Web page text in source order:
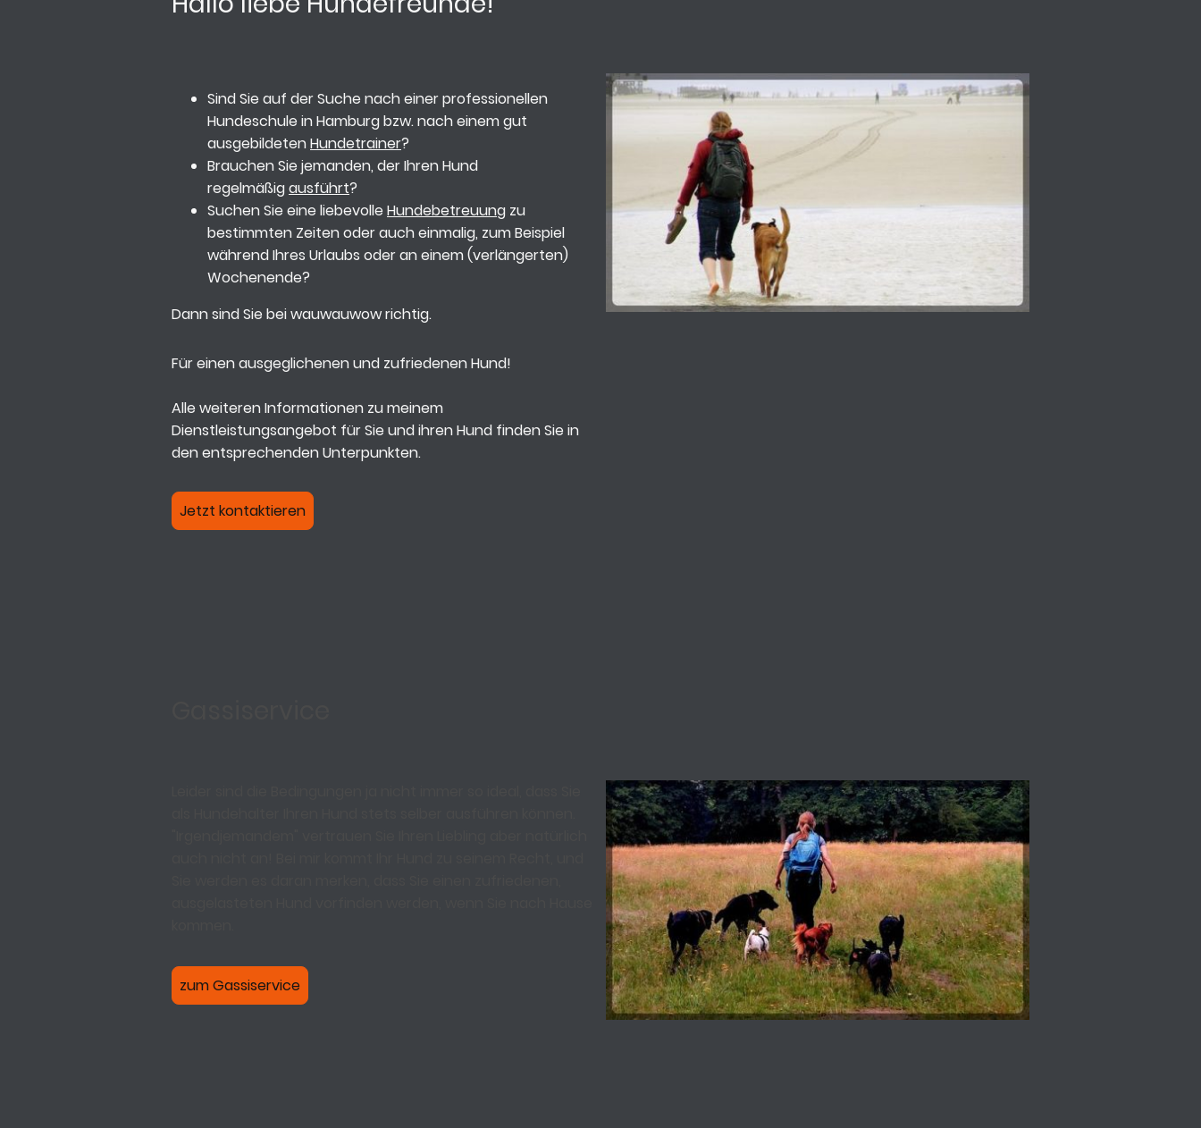
Sind Sie auf der Suche nach einer professionellen
Hundeschule in Hamburg bzw. nach einem gut
ausgebildetenHundetrainer?
Brauchen Sie jemanden, der Ihren Hund
regelmäßigausführt?
Suchen Sie eine liebevolle Hundebetreuung zu
bestimmten Zeiten oder auch einmalig, zum Beispiel
während Ihres Urlaubs oder an einem (verlängerten)
Wochenende?
Dann sind Sie bei wauwauwow richtig.
Jetzt kontaktieren
Für einen ausgeglichenen und zufriedenen Hund!
Alle weiteren Informationen zu meinem
Dienstleistungsangebot für Sie und ihren Hund finden Sie in
den entsprechenden Unterpunkten.
zum Gassiservice